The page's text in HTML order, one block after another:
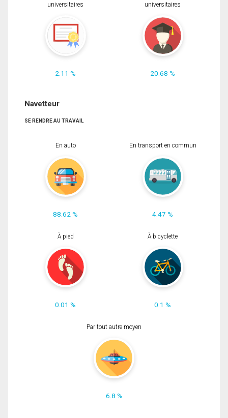
universitaires
2.11 %
universitaires
20.68 %
Navetteur
SE RENDRE AU TRAVAIL
En auto
88.62 %
En transport en commun
4.47 %
À pied
0.01 %
À bicyclette
0.1 %
Par tout autre moyen
6.8 %